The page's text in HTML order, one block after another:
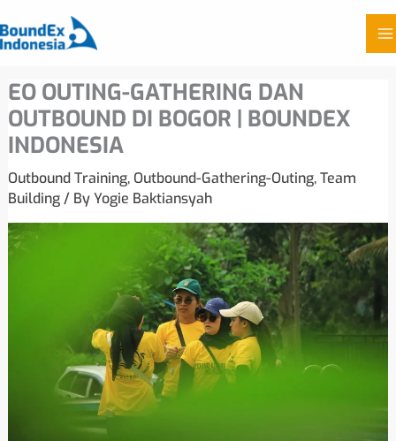
Skip
to
content
EO OUTING-GATHERING DAN
OUTBOUND DI BOGOR | BOUNDEX
INDONESIA
Outbound Training, Outbound-Gathering-Outing,Team
Building/ ByYogie Baktiansyah